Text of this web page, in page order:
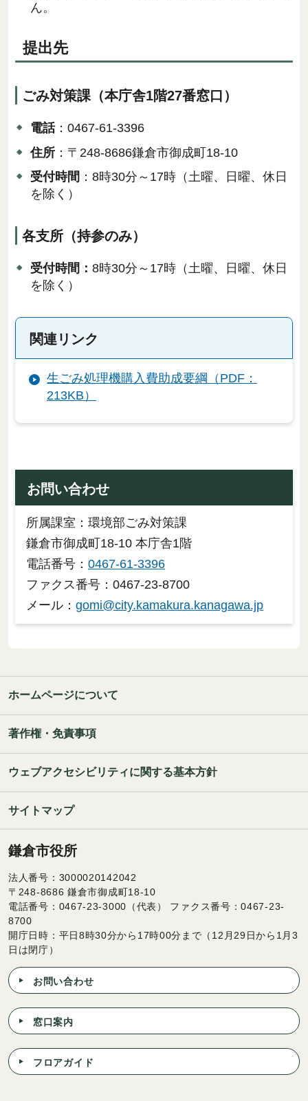
ん。
提出先
ごみ対策課（本庁舎1階27番窓口）
電話：0467-61-3396
住所 ：〒248-8686鎌倉市御成町18-10
受付時間 ：8時30分～17時（土曜、日曜、休日
を除く）
各支所（持参のみ）
受付時間： 8時30分～17時（土曜、日曜、休日
を除く）
関連リンク
生ごみ処理機購入費助成要綱（PDF：
213KB）
お問い合わせ
所属課室：環境部ごみ対策課
鎌倉市御成町18-10 本庁舎1階
電話番号： 0467-61-3396
ファクス番号：0467-23-8700
メール： gomi@city.kamakura.kanagawa.jp
ホームページについて
著作権・免責事項
ウェブアクセシビリティに関する基本方針
サイトマップ
鎌倉市役所
法人番号：3000020142042
〒248-8686 鎌倉市御成町18-10
電話番号：0467-23-3000（代表） ファクス番号：0467-23-
8700
開庁日時：平日8時30分から17時00分まで（12月29日から1月3
日は閉庁）
お問い合わせ
窓口案内
フロアガイド